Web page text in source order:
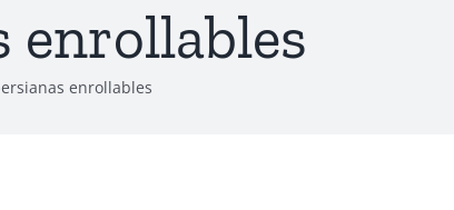
enrollables
enrollables